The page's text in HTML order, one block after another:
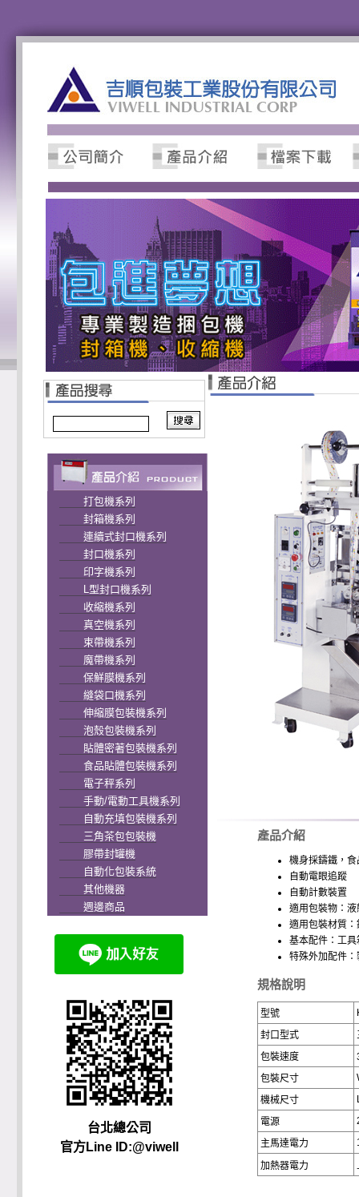
打包機系列
封箱機系列
連續式封口機系列
封口機系列
印字機系列
L型封口機系列
收縮機系列
真空機系列
束帶機系列
魔帶機系列
保鮮膜機系列
縫袋口機系列
伸縮膜包裝機系列
泡殼包裝機系列
貼體密著包裝機系列
食品貼體包裝機系列
電子秤系列
手動/電動工具機系列
自動充填包裝機系列
三角茶包包裝機
膠帶封罐機
自動化包裝系統
其他機器
週邊商品
台北總公司
官方Line ID:@viwell
產品介紹
機身採鑄鐵，
自動電眼追蹤
自動計數裝置
適用包裝物：
適用包裝材質
基本配件：工
特殊外加配件
規格說明
型號
封口型式
包裝速度
包裝尺寸
機械尺寸
電源
主馬達電力
加熱器電力